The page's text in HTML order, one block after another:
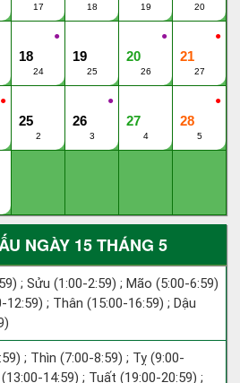
17 18 19 20
●
18
24
19
25
●
20
26
●
21
27
●
25
2
●
26
3
27
4
●
28
5
NGÀY 15 THÁNG 5
; Sửu (1:00-2:59) ; Mão (5:00-6:59)
12:59) ; Thân (15:00-16:59) ; Dậu
; Thìn (7:00-8:59) ; Tỵ (9:00-
14:59) ; Tuất (19:00-20:59) ;